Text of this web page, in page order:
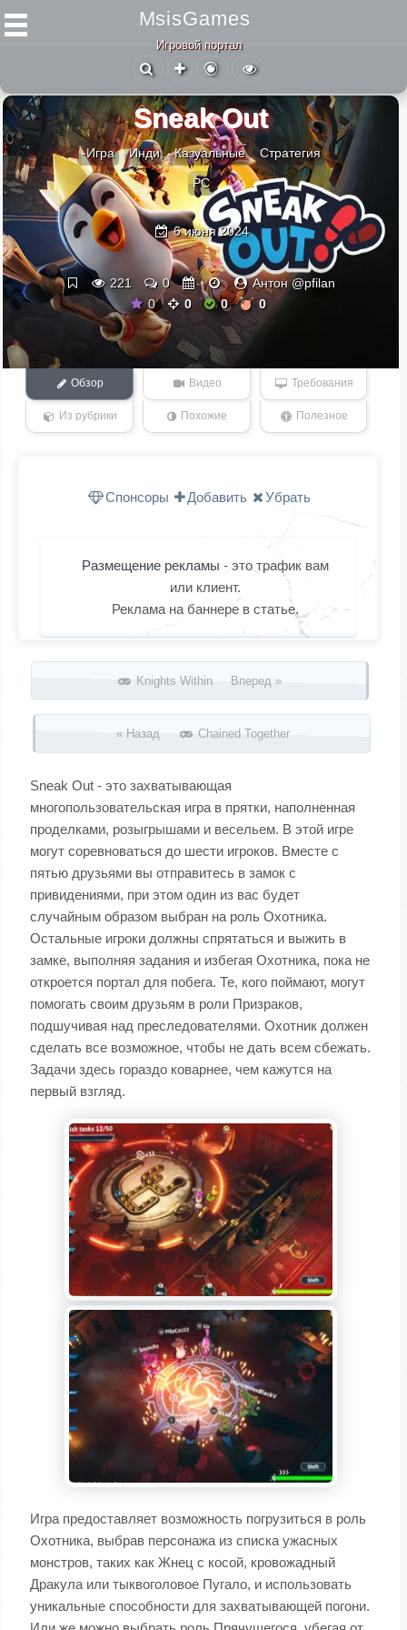
MsisGames
Игровой портал
Sneak Out
-Игра Инди Казуальные Стратегия
PC
6 июня 2024
221 0
Антон @pfilan
0
0 0 0
Обзор Видео Требования
Из рубрики Похожие Полезное
Спонсоры Добавить Убрать
Размещение рекламы - это трафик вам
или клиент.
Реклама на баннере в статье.
Запись навигация
Knights Within Вперед »
« Назад Chained Together
Sneak Out - это захватывающая
многопользовательская игра в прятки, наполненная
проделками, розыгрышами и весельем. В этой игре
могут соревноваться до шести игроков. Вместе с
пятью друзьями вы отправитесь в замок с
привидениями, при этом один из вас будет
случайным образом выбран на роль Охотника.
Остальные игроки должны спрятаться и выжить в
замке, выполняя задания и избегая Охотника, пока не
откроется портал для побега. Те, кого поймают, могут
помогать своим друзьям в роли Призраков,
подшучивая над преследователями. Охотник должен
сделать все возможное, чтобы не дать всем сбежать.
Задачи здесь гораздо коварнее, чем кажутся на
первый взгляд.
Игра предоставляет возможность погрузиться в роль
Охотника, выбрав персонажа из списка ужасных
монстров, таких как Жнец с косой, кровожадный
Дракула или тыквоголовое Пугало, и использовать
уникальные способности для захватывающей погони.